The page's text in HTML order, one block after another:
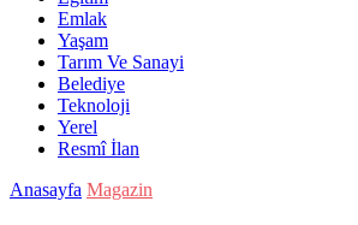
Emlak
Yaşam
Tarım Ve Sanayi
Belediye
Teknoloji
Yerel
Resmî İlan
Anasayfa Magazin